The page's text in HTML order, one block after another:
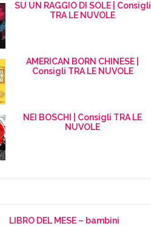
SU UN RAGGIO DI SOLE | Consigli
TRA LE NUVOLE
AMERICAN BORN CHINESE |
Consigli TRA LE NUVOLE
NEI BOSCHI | Consigli TRA LE
NUVOLE
LIBRO DEL MESE – bambini